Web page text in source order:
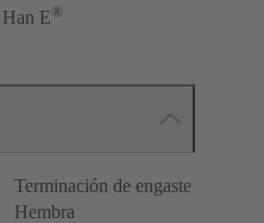
Han E®
Terminación de engaste
Hembra